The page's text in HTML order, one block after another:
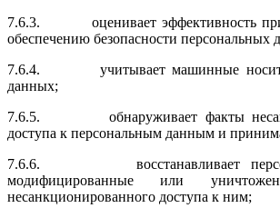
7.6.3. оценивает эффективность
обеспечению безопас­ности персональных
7.6.4. учитывает машинные
данных;
7.6.5. обнаруживает факты
доступа к персональным данным и
7.6.6. восстанавливает
модифицированные или
несанкционированного доступа к ним;